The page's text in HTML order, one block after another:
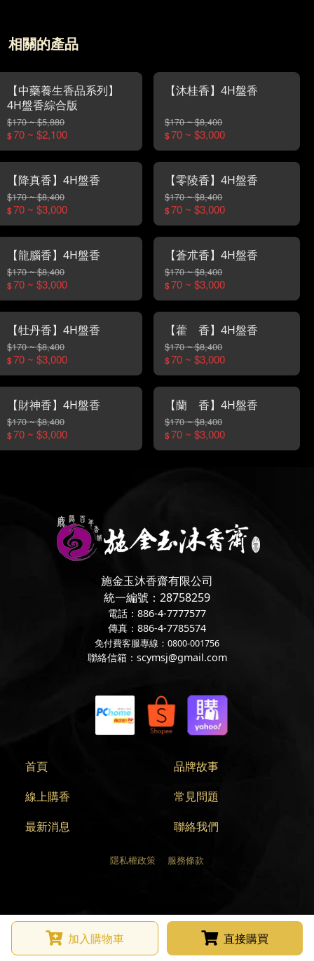
加入購物車 直接購買
相關的產品
【中藥養生香品系列】
4H盤香綜合版
$170 ~ $5,880
$70 ~ $2,100
【沐桂香】4H盤香
$170 ~ $8,400
$70 ~ $3,000
【降真香】4H盤香
$170 ~ $8,400
$70 ~ $3,000
【零陵香】4H盤香
$170 ~ $8,400
$70 ~ $3,000
【龍腦香】4H盤香
$170 ~ $8,400
$70 ~ $3,000
【蒼朮香】4H盤香
$170 ~ $8,400
$70 ~ $3,000
【牡丹香】4H盤香
$170 ~ $8,400
$70 ~ $3,000
【藿 香】4H盤香
$170 ~ $8,400
$70 ~ $3,000
【財神香】4H盤香
$170 ~ $8,400
$70 ~ $3,000
【蘭 香】4H盤香
$170 ~ $8,400
$70 ~ $3,000
施金玉沐香齋有限公司
統一編號：28758259
電話：886-4-7777577
傳真：886-4-7785574
免付費客服專線：0800-001756
聯絡信箱：scymsj@gmail.com
首頁
品牌故事
線上購香
常見問題
最新消息
聯絡我們
隱私權政策
服務條款